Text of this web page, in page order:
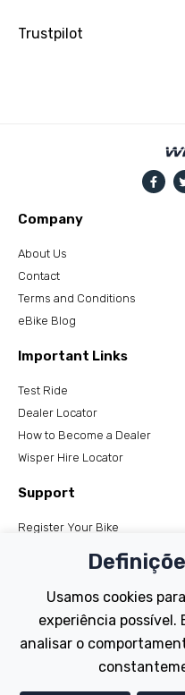
Trustpilot
Company
About Us
Contact
Terms and Conditions
eBike Blog
Important Links
Test Ride
Dealer Locator
How to Become a Dealer
Wisper Hire Locator
Support
Register Your Bike
Tutorials
Electric Bikes
Usamos cookies
experiência possível.
analisar o